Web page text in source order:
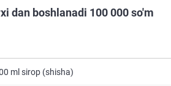
dan boshlanadi 100 000 so'm
ml sirop (shisha)